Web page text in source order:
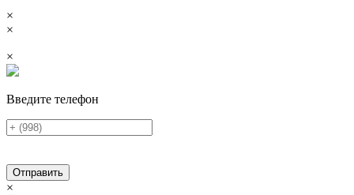
×
×
×
Введите телефон
Отправить
×